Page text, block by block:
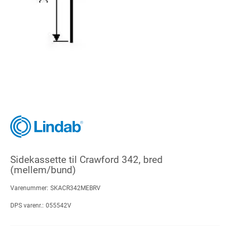
Sidekassette til Crawford 342, bred
(mellem/bund)
Varenummer: SKACR342MEBRV
DPS varenr.: 055542V